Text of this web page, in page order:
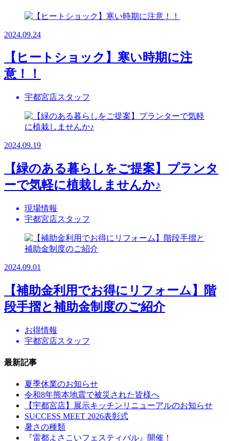
2024.09.24
【ヒートショック】寒い時期に注
意！！
宇都宮店スタッフ
2024.09.19
【緑のある暮らしをご提案】プランタ
ーで気軽に植栽しませんか♪
現場情報
宇都宮店スタッフ
2024.09.01
【補助金利用でお得にリフォーム】階
段手摺と補助金制度のご紹介
お得情報
宇都宮店スタッフ
最新記事
夏季休業のお知らせ
令和8年熊本地震で被災された皆様へ
【宇都宮店】展示キッチンリニューアルのお知らせ
SUCCESS MEET 2026表彰式
暑さの種類
『雷都よさこいフェスティバル』開催！